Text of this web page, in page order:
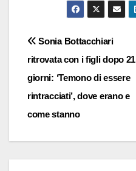
Navigazione
articoli
Sonia Bottacchiari
ritrovata con i figli dopo 21
giorni: ‘Temono di essere
rintracciati’, dove erano e
come stanno